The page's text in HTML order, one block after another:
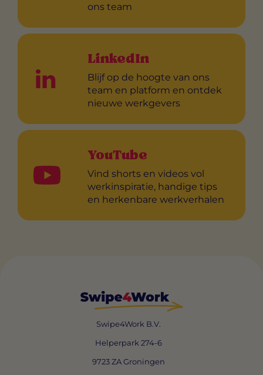
ons team
LinkedIn
Blijf op de hoogte van ons
team en platform en ontdek
nieuwe werkgevers
YouTube
Vind shorts en videos vol
werkinspiratie, handige tips
en herkenbare werkverhalen
Swipe4Work B.V.
Helperpark 274-6
9723 ZA Groningen